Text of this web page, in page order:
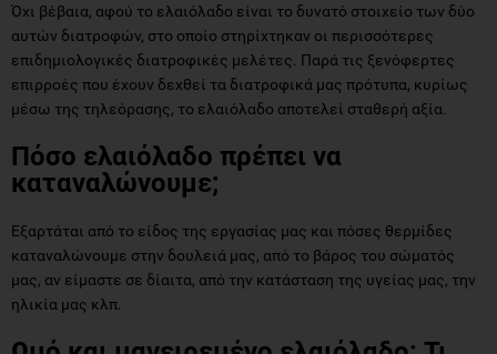
Όχι βέβαια, αφού το ελαιόλαδο είναι το δυνατό στοιχείο των δύο
αυτών διατροφών, στο οποίο στηρίχτηκαν οι περισσότερες
επιδημιολογικές διατροφικές μελέτες. Παρά τις ξενόφερτες
επιρροές που έχουν δεχθεί τα διατροφικά μας πρότυπα, κυρίως
μέσω της τηλεόρασης, το ελαιόλαδο αποτελεί σταθερή αξία.
Πόσο ελαιόλαδο πρέπει να
καταναλώνουμε;
Εξαρτάται από το είδος της εργασίας μας και πόσες θερμίδες
καταναλώνουμε στην δουλειά μας, από το βάρος του σώματός
μας, αν είμαστε σε δίαιτα, από την κατάσταση της υγείας μας, την
ηλικία μας κλπ.